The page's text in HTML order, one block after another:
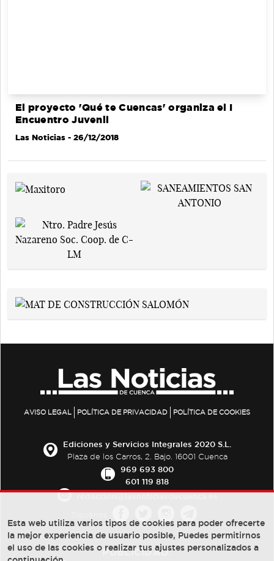
El proyecto 'Qué te Cuencas' organiza el I
Encuentro Juvenil
Las Noticias - 26/12/2018
AVISO LEGAL POLÍTICA DE PRIVACIDAD POLÍTICA DE COOKIES
Ediciones y Servicios Integrales 2020 S.L.
Plaza de los Carros, 2. Bajo. 16001 Cuenca
969 693 800
601 119 818
PUBLICIDAD:
Esta web utiliza varios tipos de cookies para poder ofrecerte
la mejor experiencia de usuario posible, Puedes permitirnos
el uso de las cookies o realizar tus ajustes personalizados a